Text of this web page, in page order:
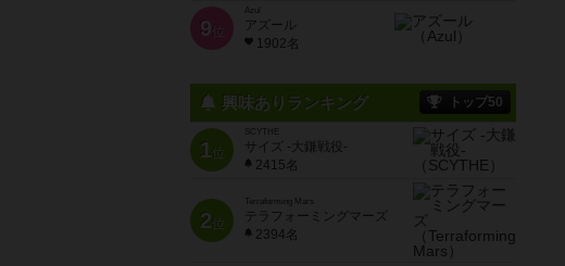
9 位
Azul
アズール
1902名
興味ありランキング トップ50
1位
SCYTHE
サイズ -大鎌戦役-
2415名
2位
Terraforming Mars
テラフォーミングマーズ
2394名